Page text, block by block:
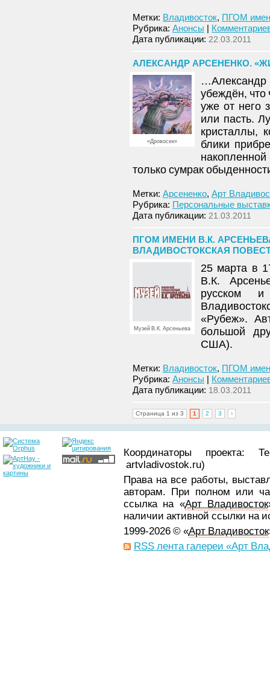
Метки: Владивосток, ПГОМ
Рубрика: Анонсы |
Дата публикации: 22.03.2011
АЛЕКСАНДР АРСЕНЕНКО.
«Дровосек»
…Александр
убеждён, что
уже от него
или пасть.
кристаллы,
блики
только сумрак
Метки: Арсененко, Арт
Рубрика: Персональные
Дата публикации: 21.03.2011
ПГОМ ИМЕНИ В.К.
ВЛАДИВОСТОКСКАЯ
Музей В.К. Арсеньева
25 марта в
В.К.
русском и
«Рубеж».
большой
США).
Метки: Владивосток, ПГОМ
Рубрика: Анонсы |
Дата публикации: 18.03.2011
Страница 1 из 3 1 2 3 ›
Координаторы проекта:
artvladivostok.ru)
Права на все работы,
авторам. При полном или
ссылка на «Арт Владивосток
наличии активной ссылки на
1999-2026 © «Арт Владивосток
RSS лента галереи «Арт